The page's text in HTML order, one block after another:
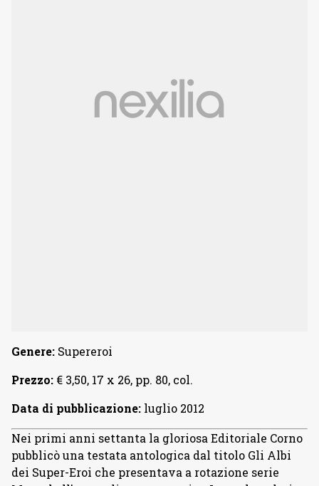
Genere: Supereroi
Prezzo: € 3,50, 17 x 26, pp. 80, col.
Data di pubblicazione: luglio 2012
Nei primi anni settanta la gloriosa Editoriale Corno
pubblicò una testata antologica dal titolo Gli Albi
dei Super-Eroi che presentava a rotazione serie